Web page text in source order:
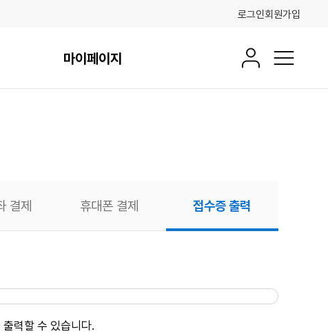
로그인회원가입
마이페이지 회원정보전체메뉴
결제 휴대폰 결제 접수증 출력
력할 수 있습니다.